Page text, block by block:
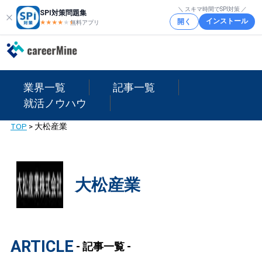
SPI対策問題集
★★★★ ★★
無料アプリ
＼ スキマ時間でSPI対策 ／
開く インストール
業界一覧
記事一覧
就活ノウハウ
TOP > 大松産業
大松産業
ARTICLE - 記事一覧 -